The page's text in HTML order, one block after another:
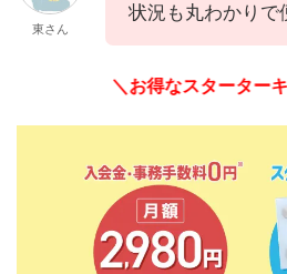
東さん
状況も丸わかりで
＼お得なスターター